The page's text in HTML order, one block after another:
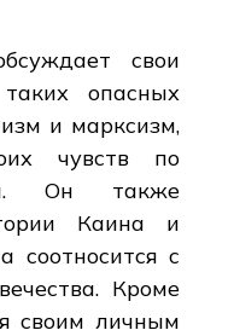
свои
опасных
и марксизм,
чувств по
Он также
Каина и
соотносится с
Кроме
своим личным